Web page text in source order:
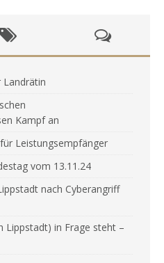
Landrätin
Kampf an
Leistungsempfänger
vom 13.11.24
nach Cyberangriff
Lippstadt) in Frage steht –